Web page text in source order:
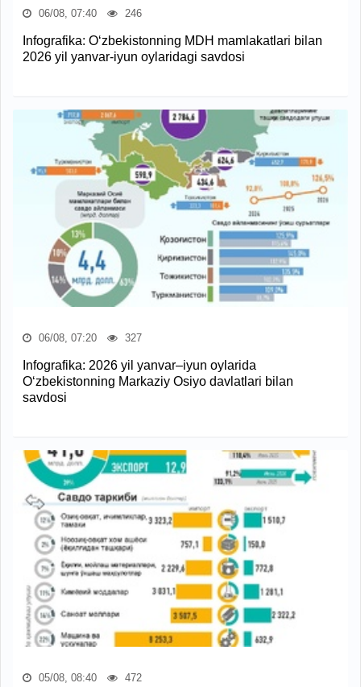
06/08, 07:40 246
Infografika: O‘zbekistonning MDH mamlakatlari bilan
2026 yil yanvar-iyun oylaridagi savdosi
06/08, 07:20 327
Infografika: 2026 yil yanvar–iyun oylarida
O‘zbekistonning Markaziy Osiyo davlatlari bilan
savdosi
05/08, 08:40 472